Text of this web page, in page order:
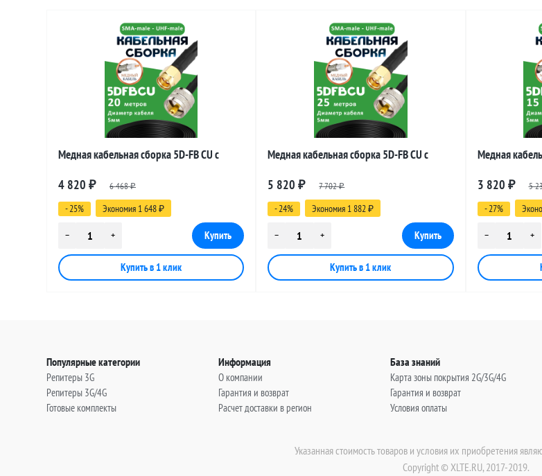
Медная кабельная сборка 5D-FB CU с
метров
4 820 ₽ 6 468₽
- 25% Экономия 1 648 ₽
Медная кабельная сборка 5D-FB CU с
метров
5 820₽ 7 702₽
- 24% Экономия 1 882₽
Медная
метров
3 820 ₽ 5
- 27%
Популярные категории
Репитеры 3G
Репитеры 3G/4G
Готовые комплекты
Информация
О компании
Гарантия и возврат
Расчет доставки в регион
База знаний
Карта зоны покрытия 2G/3G/4G
Гарантия и возврат
Условия оплаты
Указанная стоимость товаров и условия их приобретения
Copyright © XLTE.RU, 2017-2019.